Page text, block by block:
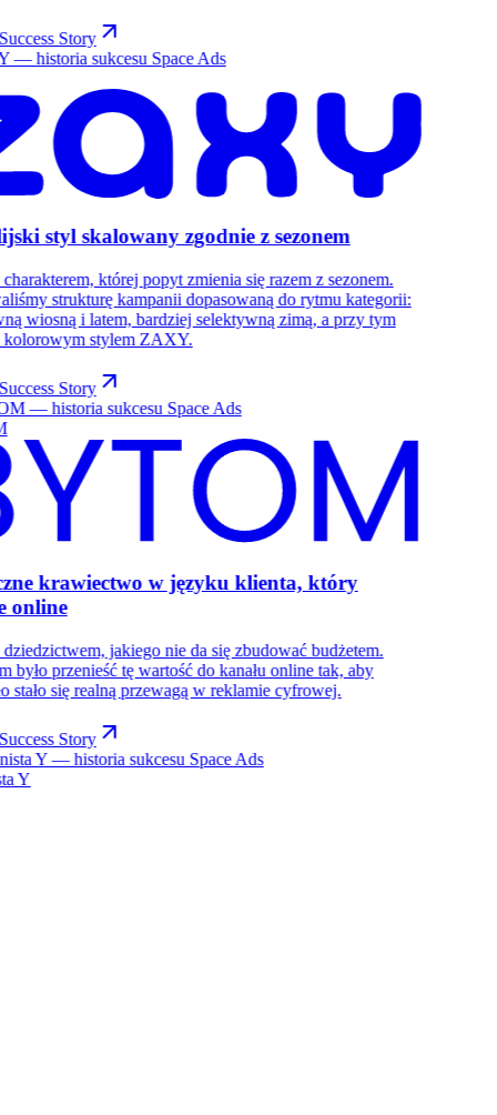
Story
styl skalowany zgodnie z sezonem
której popyt zmienia się razem z sezonem.
strukturę kampanii dopasowaną do rytmu kategorii:
wiosną i latem, bardziej selektywną zimą, a przy tym
kolorowym stylem ZAXY.
Story
krawiectwo w języku klienta, który
online
jakiego nie da się zbudować budżetem.
było przenieść tę wartość do kanału online tak, aby
stało się realną przewagą w reklamie cyfrowej.
Story
Y